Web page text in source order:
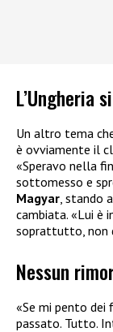
L’Ungheria
Un altro tema
è ovviamente il
«Speravo nella
sottomesso e
Magyar , stando
cambiata. «Lui è
soprattutto, non
Nessun
«Se mi pento dei
passato. Tutto.